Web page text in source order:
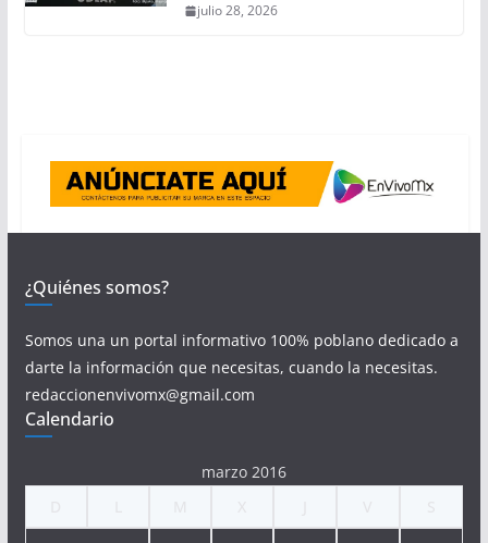
julio 28, 2026
¿Quiénes somos?
Somos una un portal informativo 100% poblano dedicado a
darte la información que necesitas, cuando la necesitas.
redaccionenvivomx@gmail.com
Calendario
marzo 2016